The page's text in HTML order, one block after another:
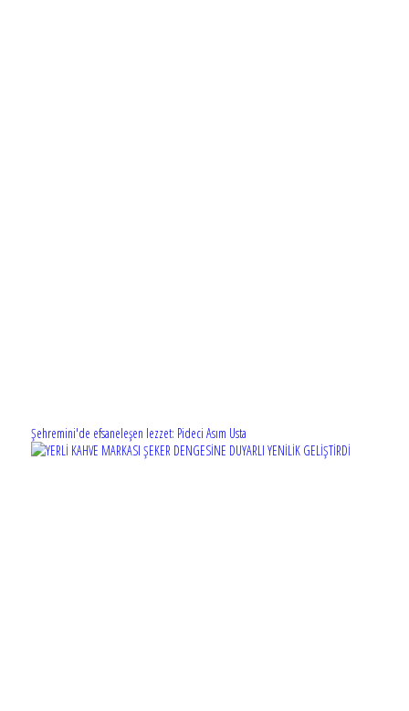
Şehremini'de efsaneleşen lezzet: Pideci Asım Usta